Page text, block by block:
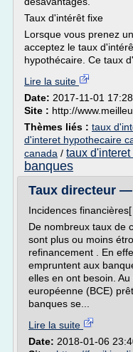
Taux d'intérêt fixe
Lorsque vous prenez
acceptez le taux
hypothécaire. Ce taux
Lire la suite
Date: 2017-11-01
Site : http://
Thèmes liés : taux
d'interet hypothecaire
canada / taux d'interet
banques
Taux directeur
Incidences
De nombreux taux de
sont plus ou moins
refinancement . En
empruntent aux
elles en ont besoin.
européenne (BCE)
banques se...
Lire la suite
Date: 2018-01-06